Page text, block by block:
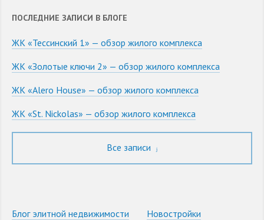
ПОСЛЕДНИЕ ЗАПИСИ В БЛОГЕ
ЖК «Тессинский 1» — обзор жилого комплекса
ЖК «Золотые ключи 2» — обзор жилого комплекса
ЖК «Alero House» — обзор жилого комплекса
ЖК «St. Nickolas» — обзор жилого комплекса
Все записи
Блог элитной недвижимости Новостройки